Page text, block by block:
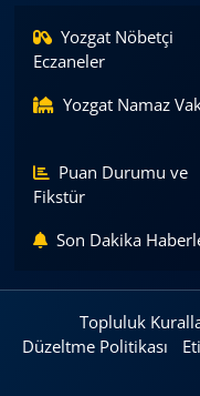
Yozgat Nöbetçi
Eczaneler
Yozgat Namaz
Puan Durumu ve
Fikstür
Son Dakika
Topluluk
Düzeltme Politikası